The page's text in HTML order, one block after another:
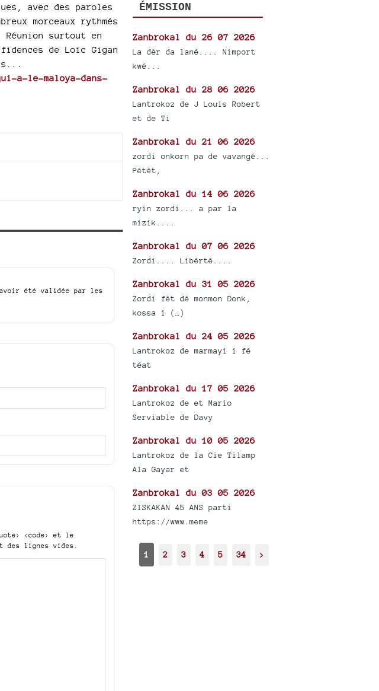
avec des paroles
morceaux rythmés
Réunion surtout en
de Loïc Gigan
a-le-maloya-dans-
été validée par les
<code>
et le
des lignes vides.
ÉMISSION
Zanbrokal du 26 07 2026
La dèr da lané.... Nimport
kwé...
Zanbrokal du 28 06 2026
Lantrokoz de J Louis Robert
et de Ti
Zanbrokal du 21 06 2026
zordi onkorn pa de vavangé...
Pétèt,
Zanbrokal du 14 06 2026
ryin zordi... a par la
mizik....
Zanbrokal du 07 06 2026
Zordi.... Libérté....
Zanbrokal du 31 05 2026
Zordi fèt dé monmon Donk,
kossa i (…)
Zanbrokal du 24 05 2026
Lantrokoz de marmayi i fé
téat
Zanbrokal du 17 05 2026
Lantrokoz de et Mario
Serviable de Davy
Zanbrokal du 10 05 2026
Lantrokoz de la Cie Tilamp
Ala Gayar et
Zanbrokal du 03 05 2026
ZISKAKAN 45 ANS parti
https://www.meme
1 2 3 4 5 34 >